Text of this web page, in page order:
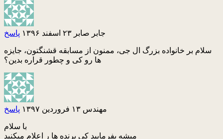
جابر صابر ۲۳ اسفند ۱۳۹۶ پاسخ
سلام بر خانواده بزرگ ال جی، ممنون از مسابقه قشنگتون، جایزه
ها رو کی و چطور قراره بدین؟
مهندس ۱۳ فروردین ۱۳۹۷ پاسخ
با سلام
میشه بفرمایید کی برنده ها ر اعلام میکنید